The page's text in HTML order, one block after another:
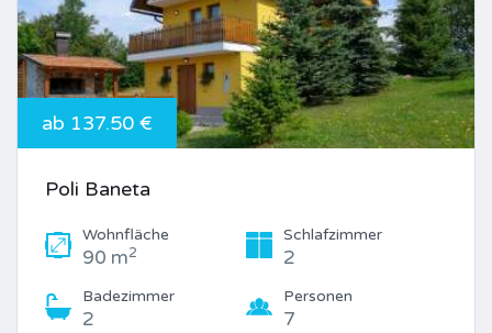
ab 137.50 €
Poli Baneta
Wohnfläche
90 m2
Schlafzimmer
2
Badezimmer
2
Personen
7